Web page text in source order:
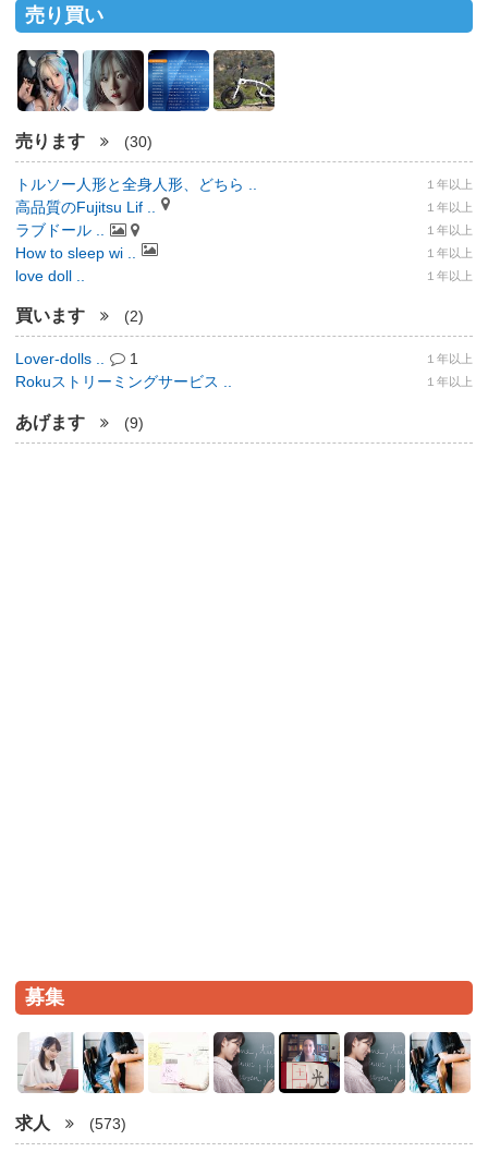
売り買い
売ります (30)
トルソー人形と全身人形、どちら .. １年以上
高品質のFujitsu Lif .. １年以上
ラブドール .. １年以上
How to sleep wi .. １年以上
love doll .. １年以上
買います (2)
Lover-dolls .. 1 １年以上
Rokuストリーミングサービス .. １年以上
あげます (9)
募集
求人 (573)